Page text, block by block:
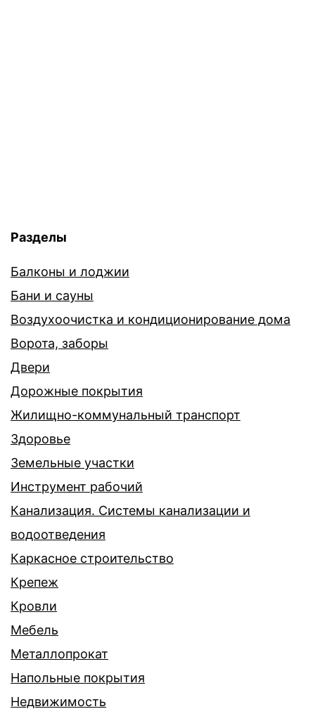
Разделы
Балконы и лоджии
Бани и сауны
Воздухоочистка и кондиционирование дома
Ворота, заборы
Двери
Дорожные покрытия
Жилищно-коммунальный транспорт
Здоровье
Земельные участки
Инструмент рабочий
Канализация. Системы канализации и
водоотведения
Каркасное строительство
Крепеж
Кровли
Мебель
Металлопрокат
Напольные покрытия
Недвижимость